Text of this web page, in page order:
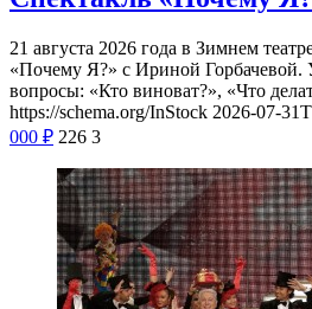
21 августа 2026 года в Зимнем
«Почему Я?» с Ириной Горбачевой.
вопросы: «Кто виноват?», «Что
https://schema.org/InStock 2026-07-
000 ₽ 226 3